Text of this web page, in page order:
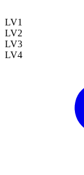
LV1
LV2
LV3
LV4